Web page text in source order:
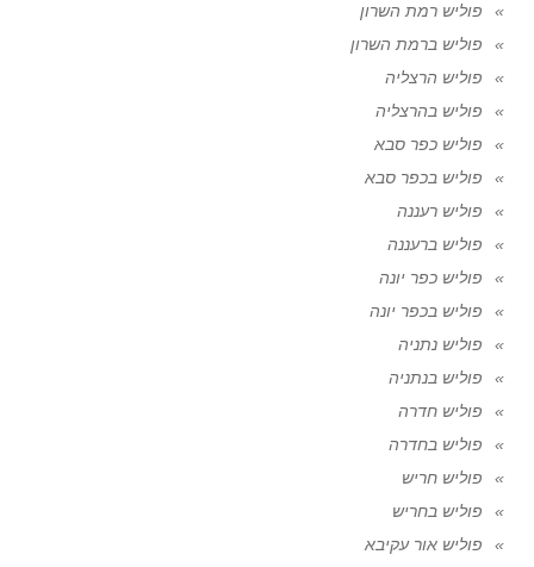
פוליש רמת השרון
פוליש ברמת השרון
פוליש הרצליה
פוליש בהרצליה
פוליש כפר סבא
פוליש בכפר סבא
פוליש רעננה
פוליש ברעננה
פוליש כפר יונה
פוליש בכפר יונה
פוליש נתניה
פוליש בנתניה
פוליש חדרה
פוליש בחדרה
פוליש חריש
פוליש בחריש
פוליש אור עקיבא